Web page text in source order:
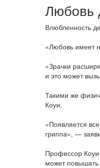
Любовь
Влюбленность
«Любовь имеет
«Зрачки
и это может
Такими же
Коуи.
«Появляется
гриппа», —
Профессор Коуи
может